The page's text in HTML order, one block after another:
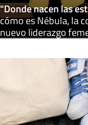
"Donde nacen las
cómo es Nébula, la
nuevo liderazgo